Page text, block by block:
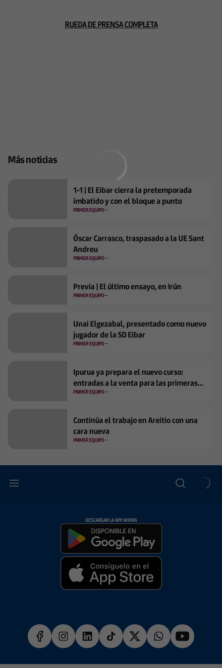
RUEDA DE PRENSA COMPLETA
Más noticias
1-1 | El Eibar cierra la pretemporada
imbatido y con el bloque a punto
PRIMER EQUIPO
Óscar Carrasco, traspasado a la UE Sant
Andreu
PRIMER EQUIPO
Previa | El último ensayo, en Irún
PRIMER EQUIPO
Unai Elgezabal, presentado como nuevo
jugador de la SD Eibar
PRIMER EQUIPO
Ipurua ya prepara el nuevo curso:
entradas a la venta para las primeras
jornadas
PRIMER EQUIPO
Continúa el trabajo en Areitio con una
cara nueva
PRIMER EQUIPO
DESCARGAR LA APP AHORA